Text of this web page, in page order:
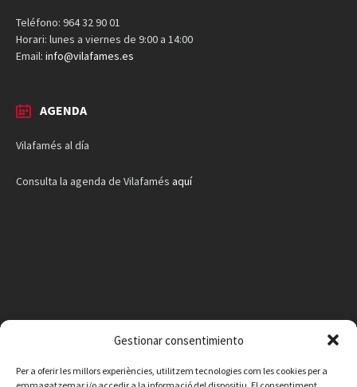
Gestionar consentimiento
Per a oferir les millors experiències, utilitzem tecnologies com les cookies per a
Teléfono: 964 32 90 01
Horari: lunes a viernes de 9:00 a 14:00
Email: info@vilafames.es
AGENDA
Vilafamés al día
Consulta la agenda de Vilafamés aquí